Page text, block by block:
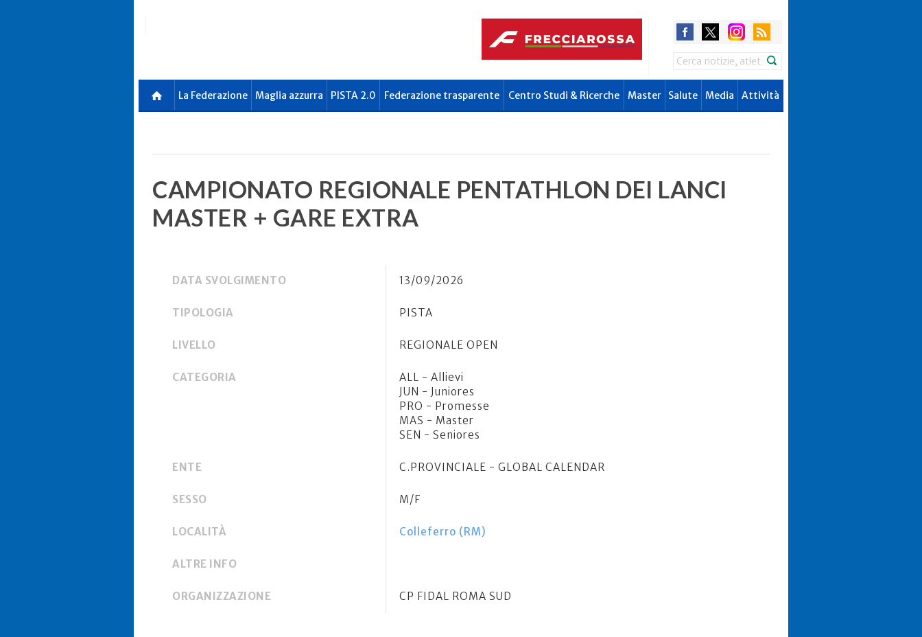
Search
La Federazione Maglia azzurra PISTA 2.0 Federazione trasparente Centro Studi & Ricerche Master Salute Media Attività
CAMPIONATO REGIONALE PENTATHLON DEI LANCI
MASTER + GARE EXTRA
DATA SVOLGIMENTO 13/09/2026
TIPOLOGIA PISTA
LIVELLO REGIONALE OPEN
CATEGORIA
ALL - Allievi
JUN - Juniores
PRO - Promesse
MAS - Master
SEN - Seniores
ENTE C.PROVINCIALE - GLOBAL CALENDAR
SESSO M/F
LOCALITÀ Colleferro (RM)
ALTRE INFO
ORGANIZZAZIONE CP FIDAL ROMA SUD